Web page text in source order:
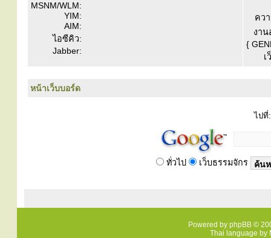
MSNM/WLM:
YIM:
AIM:
ไอซีคิว:
Jabber:
คว
งาน
{
เ
หน้าเว็บบอร์ด
ไปที่:
ทั่วไป เว็บธรรมจักร
Powered by phpBB ©
Thai language by